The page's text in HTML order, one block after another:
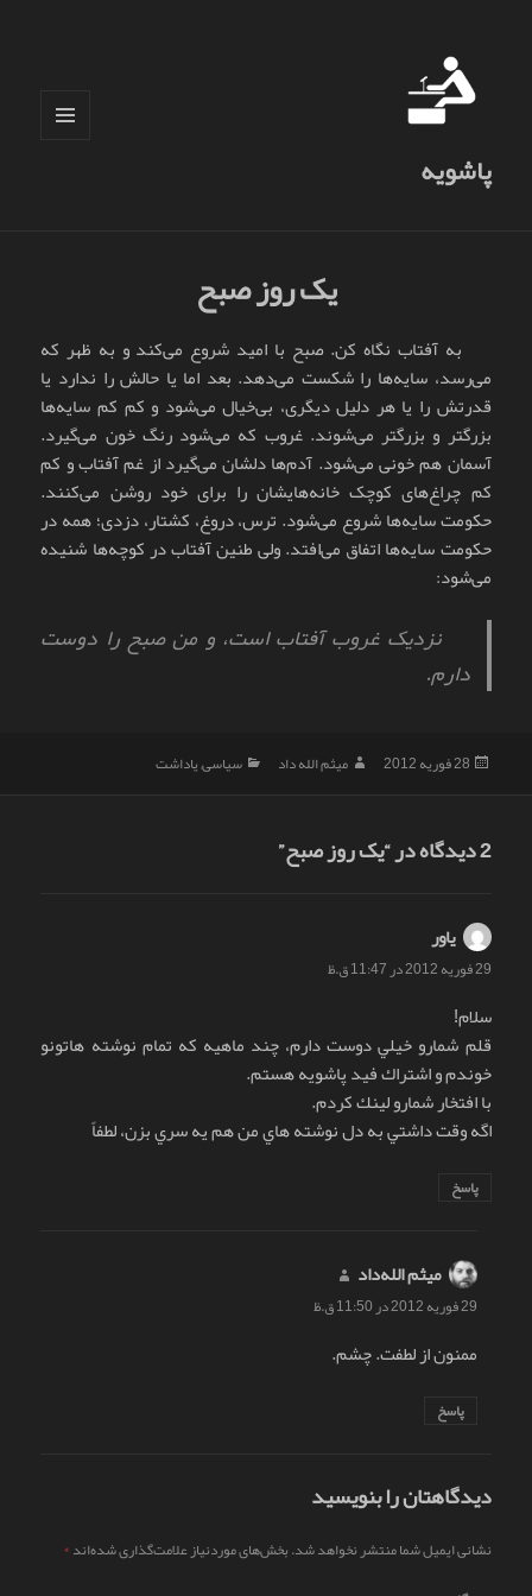
پاشویه
یک روز صبح
به آفتاب نگاه کن. صبح با امید شروع می‌کند و به ظهر که
می‌رسد، سایه‌ها را شکست می‌دهد. بعد اما یا حالش را ندارد یا
قدرتش را یا هر دلیل دیگری، بی‌خیال می‌شود و کم کم سایه‌ها
بزرگتر و بزرگتر می‌شوند. غروب که می‌شود رنگ خون می‌گیرد.
آسمان هم خونی می‌شود. آدم‌ها دلشان می‌گیرد از غم آفتاب و کم
کم چراغ‌های کوچک خانه‌هایشان را برای خود روشن می‌کنند.
حکومت سایه‌ها شروع می‌شود. ترس، دروغ، کشتار، دزدی؛ همه در
حکومت سایه‌ها اتفاق می‌افتد. ولی طنین آفتاب در کوچه‌ها شنیده
می‌شود:
نزدیک غروب آفتاب است، و من صبح را دوست
دارم.
ارسال
28 فوریه 2012 نویسنده
میثم الله داد دسته‌ها
سیاسی,یاداشت
2 دیدگاه در “یک روز صبح”
ياور
29 فوریه 2012 در 11:47 ق.ظ
سلام!
قلم شمارو خيلي دوست دارم، چند ماهيه كه تمام نوشته هاتونو
خوندم و اشتراك فيد پاشويه هستم.
با افتخار شمارو لينك كردم.
اگه وقت داشتي به دل نوشته هاي من هم يه سري بزن، لطفاً
پاسخ
میثم الله‌داد
29 فوریه 2012 در 11:50 ق.ظ
ممنون از لطفت. چشم.
پاسخ
دیدگاهتان را بنویسید
نشانی ایمیل شما منتشر نخواهد شد.بخش‌های موردنیاز علامت‌گذاری شده‌اند*